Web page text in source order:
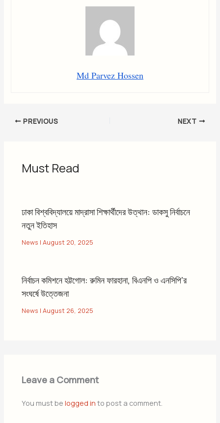
Md Parvez Hossen
PREVIOUS NEXT
Must Read
ঢাকা বিশ্ববিদ্যালয়ে মাদ্রাসা শিক্ষার্থীদের উত্থান: ডাকসু নির্বাচনে
নতুন ইতিহাস
News |August 20, 2025
নির্বাচন কমিশনে হট্টগোল: রুমিন ফারহানা, বিএনপি ও এনসিপি’র
সংঘর্ষে উত্তেজনা
News |August 26, 2025
Leave a Comment
You must belogged in to post a comment.